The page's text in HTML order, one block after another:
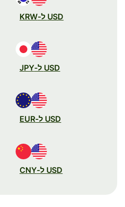
USD ל-KRW
USD ל-JPY
USD ל-EUR
USD ל-CNY